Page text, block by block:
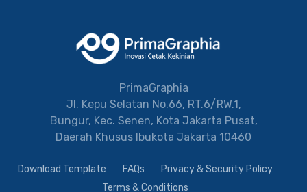
PrimaGraphia
Jl. Kepu Selatan No.66, RT.6/RW.1,
Bungur, Kec. Senen, Kota Jakarta Pusat,
Daerah Khusus Ibukota Jakarta 10460
Download Template FAQs
Privacy & Security Policy
Terms & Conditions